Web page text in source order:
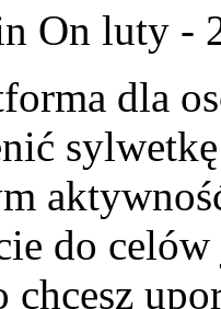
On luty -
dla
do
chcesz